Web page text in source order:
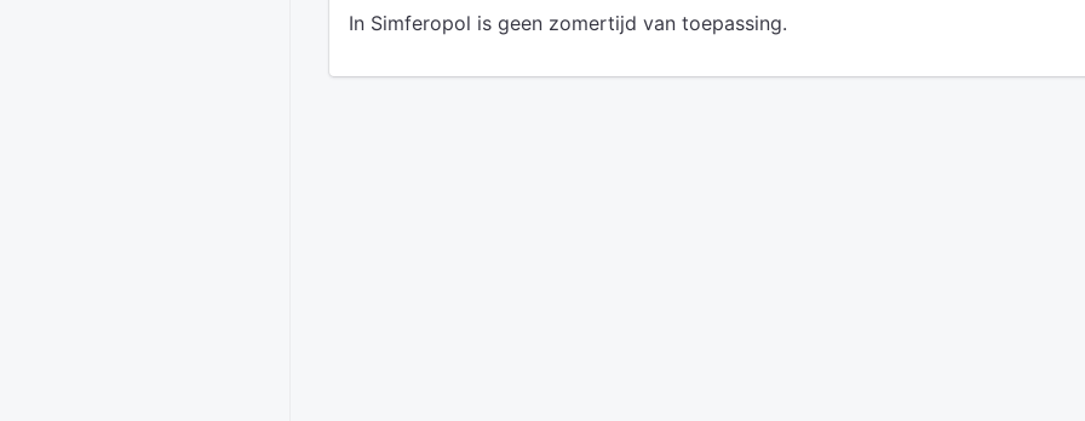
In Simferopol is geen zomertijd van toepassing.